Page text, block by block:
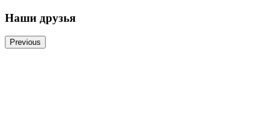
Наши друзья
Previous